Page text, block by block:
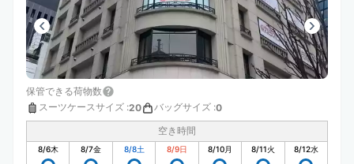
保管できる荷物数
スーツケースサイズ :20 バッグサイズ :0
空き時間
8/6木 8/7金 8/8土 8/9日 8/10月 8/11火 8/12水